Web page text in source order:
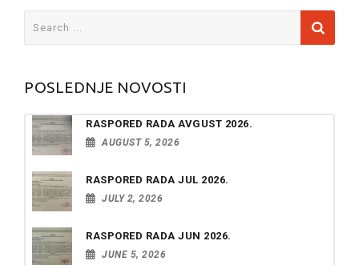
POSLEDNJE NOVOSTI
RASPORED RADA AVGUST 2026.
AUGUST 5, 2026
RASPORED RADA JUL 2026.
JULY 2, 2026
RASPORED RADA JUN 2026.
JUNE 5, 2026